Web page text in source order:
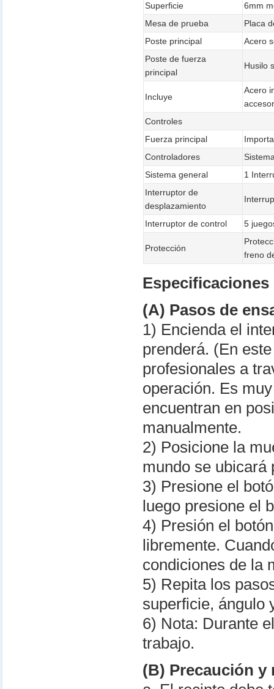
Superficie
6mm
Mesa de prueba
Placa
Poste principal
Acero
Poste de fuerza
principal
Husilo
Incluye
Acero
Controles
Fuerza principal
Controladores
Sistema general
1
Interruptor de
desplazamiento
Interruptor de control 5
Protección
freno
(A) Pasos de
1) Encienda el
prenderá. (En
profesionales a
operación. Es
encuentran en
manualmente.
2) Posicione la
mundo se ubicará
3) Presione el
luego presione el
4) Presión el
libremente.
condiciones de la
5) Repita los
superficie, ángulo
6) Nota: Durante
trabajo.
(B) Precaución y